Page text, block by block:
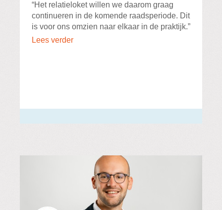
“Het relatieloket willen we daarom graag
continueren in de komende raadsperiode. Dit
is voor ons omzien naar elkaar in de praktijk.”
Lees verder